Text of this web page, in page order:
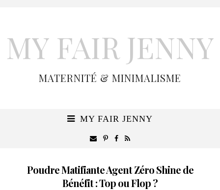
MY FAIR JENNY
MATERNITÉ & MINIMALISME
MY FAIR JENNY
Poudre Matifiante Agent Zéro Shine de
Bénéfit : Top ou Flop ?